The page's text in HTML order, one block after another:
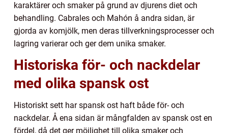
karaktärer och smaker på grund av djurens diet och
behandling. Cabrales och Mahón å andra sidan, är
gjorda av komjölk, men deras tillverkningsprocesser och
lagring varierar och ger dem unika smaker.
Historiska för- och nackdelar
med olika spansk ost
Historiskt sett har spansk ost haft både för- och
nackdelar. Å ena sidan är mångfalden av spansk ost en
fördel, då det ger möjlighet till olika smaker och